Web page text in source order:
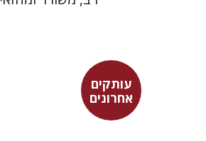
עותקים
אחרונים
פלאוטוס
דבורה גילולה